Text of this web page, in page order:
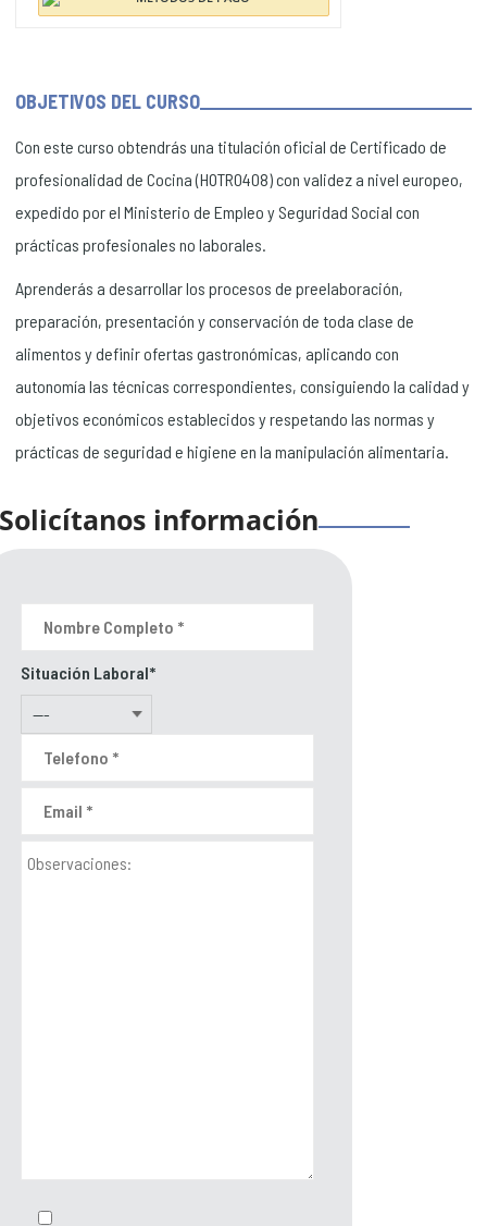
OBJETIVOS DEL CURSO
Con este curso obtendrás una titulación oficial de Certificado de
profesionalidad de Cocina (HOTR0408) con validez a nivel europeo,
expedido por el Ministerio de Empleo y Seguridad Social con
prácticas profesionales no laborales.
Aprenderás a desarrollar los procesos de preelaboración,
preparación, presentación y conservación de toda clase de
alimentos y definir ofertas gastronómicas, aplicando con
autonomía las técnicas correspondientes, consiguiendo la calidad y
objetivos económicos establecidos y respetando las normas y
prácticas de seguridad e higiene en la manipulación alimentaria.
Solicítanos información
Situación Laboral*